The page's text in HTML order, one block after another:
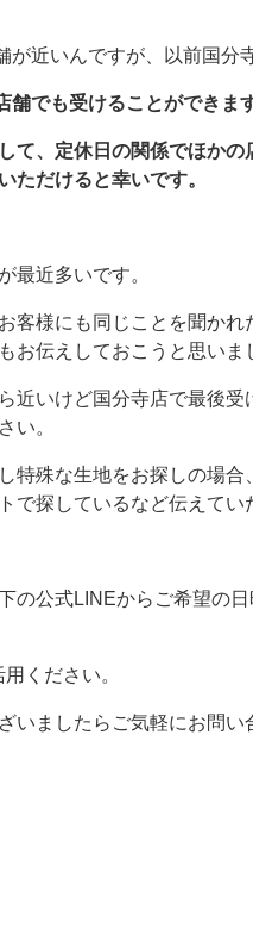
が近いんですが、以前国分
舗でも受けることができます
て、定休日の関係でほか
ただけると幸いです。
最近多いです。
客様にも同じことを聞か
お伝えしておこうと思いま
近いけど国分寺店で最後
い。
特殊な生地をお探しの場
で探しているなど伝えてい
の公式LINEからご希望の
ください。
いましたらご気軽にお問い